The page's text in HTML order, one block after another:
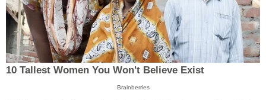
10 Tallest Women You Won't Believe Exist
Brainberries